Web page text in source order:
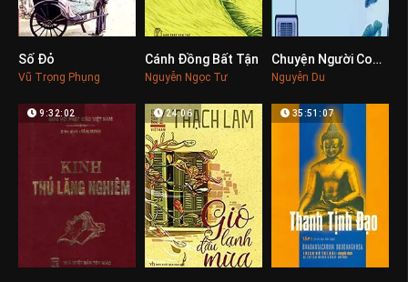
Số Đỏ
Vũ Trọng Phụng
0
Cánh Đồng Bất Tận
Nguyễn Ngọc Tư
0
Chuyện Người Con Gái Nam Xương
Nguyễn Du
9:32:02 24:06 35:51:07